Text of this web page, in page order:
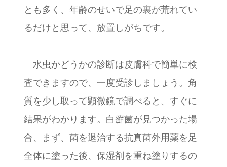
とも多く、年齢のせいで足の裏が荒れてい
るだけと思って、放置しがちです。
水虫かどうかの診断は皮膚科で簡単に検
査できますので、一度受診しましょう。角
質を少し取って顕微鏡で調べると、すぐに
結果がわかります。白癬菌が見つかった場
合、まず、菌を退治する抗真菌外用薬を足
全体に塗った後、保湿剤を重ね塗りするの